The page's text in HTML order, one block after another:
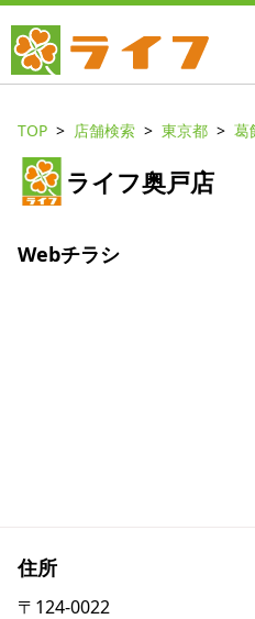
店舗・チラシ情
TOP 店舗検索 東京都 葛
ライフ奥戸店
Webチラシ
住所
〒 124-0022